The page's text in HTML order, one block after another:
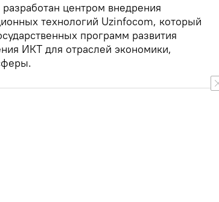
центром внедрения
технологий Uzinfocom, который
программ развития
ИКТ для отраслей экономики,